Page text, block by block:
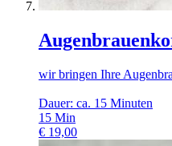
wir bringen Ihre
Dauer: ca. 15 Minuten
15 Min
€ 19,00